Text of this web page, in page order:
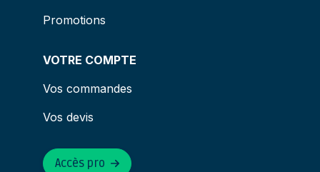
Promotions
VOTRE COMPTE
Vos commandes
Vos devis
Accès pro